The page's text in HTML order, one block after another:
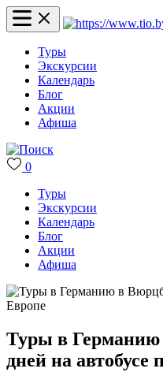
Туры
Экскурсии
Календарь
Блог
Акции
Афиша
0
Туры
Экскурсии
Календарь
Блог
Акции
Афиша
Туры в Германию
дней на автобусе